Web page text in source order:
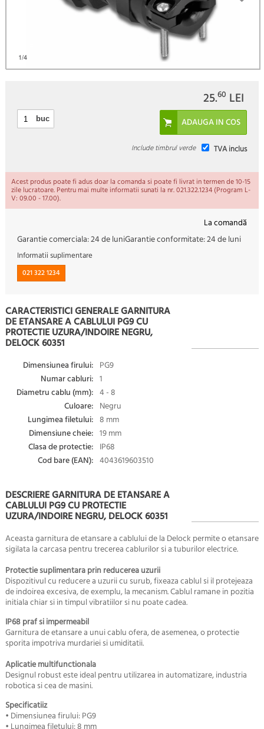
1/4
25.60 LEI
buc
TVA inclus
Include timbrul verde
Acest produs poate fi adus doar la comanda si poate fi livrat in termen de 10-15
zile lucratoare. Pentru mai multe informatii sunati la nr. 021.322.1234 (Program L-
V: 09.00 - 17.00).
La comandă
Garantie comerciala:24 de luniGarantie conformitate:24 de luni
Informatii suplimentare
021 322 1234
CARACTERISTICI GENERALE GARNITURA
DE ETANSARE A CABLULUI PG9 CU
PROTECTIE UZURA/INDOIRE NEGRU,
DELOCK 60351
Dimensiunea firului: PG9
Numar cabluri: 1
Diametru cablu (mm): 4 - 8
Culoare: Negru
Lungimea filetului: 8 mm
Dimensiune cheie: 19 mm
Clasa de protectie: IP68
Cod bare (EAN): 4043619603510
DESCRIERE GARNITURA DE ETANSARE A
CABLULUI PG9 CU PROTECTIE
UZURA/INDOIRE NEGRU, DELOCK 60351
Aceasta garnitura de etansare a cablului de la Delock permite o etansare
sigilata la carcasa pentru trecerea cablurilor si a tuburilor electrice.
Protectie suplimentara prin reducerea uzurii
Dispozitivul cu reducere a uzurii cu surub, fixeaza cablul si il protejeaza
de indoirea excesiva, de exemplu, la mecanism. Cablul ramane in pozitia
initiala chiar si in timpul vibratiilor si nu poate cadea.
IP68 praf si impermeabil
Garnitura de etansare a unui cablu ofera, de asemenea, o protectie
sporita impotriva murdariei si umiditatii.
Aplicatie multifunctionala
Designul robust este ideal pentru utilizarea in automatizare, industria
robotica si cea de masini.
Specificatiiz
• Dimensiunea firului: PG9